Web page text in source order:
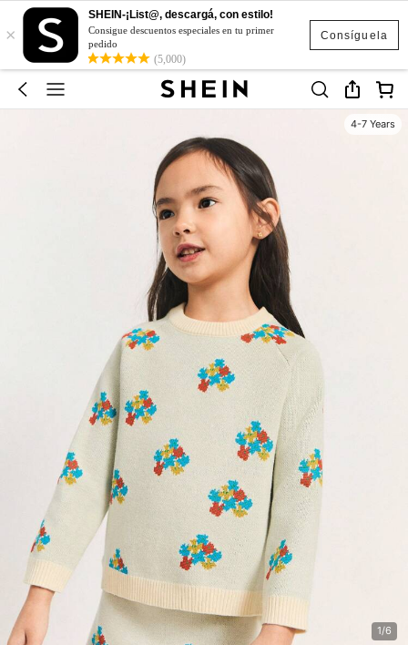
Consíguela
×
SHEIN-¡List@, descargá, con estilo!
Consigue descuentos especiales en tu primer
pedido
(5,000)
4-7 Years
1/6